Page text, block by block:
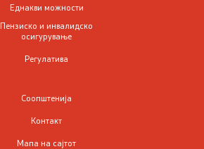
Еднакви можности
Пензиско и инвалидско
осигурување
Регулатива
Соопштенија
Контакт
Мапа на сајтот